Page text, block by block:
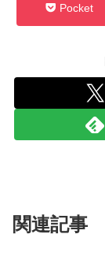
Pocket
関連記事